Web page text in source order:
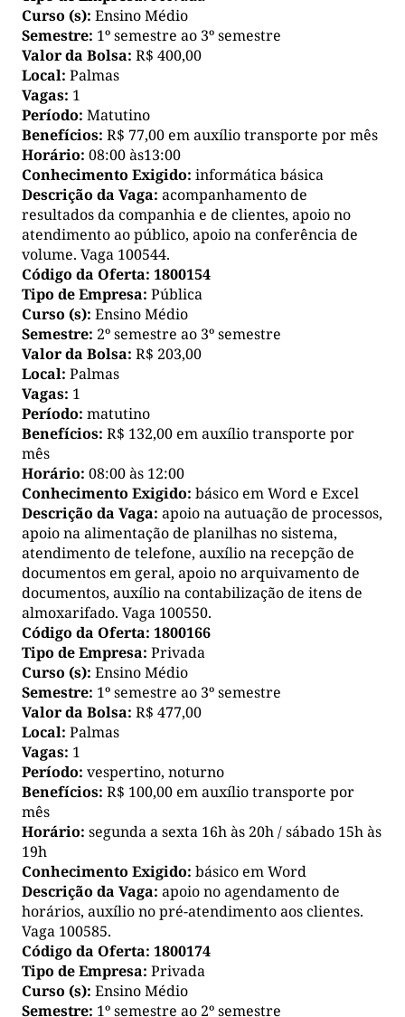
Curso (s): Ensino Médio
Semestre: 1º semestre ao 3º semestre
Valor da Bolsa: R$ 400,00
Local: Palmas
Vagas: 1
Período: Matutino
Benefícios: R$ 77,00 em auxílio transporte por mês
Horário: 08:00 às13:00
Conhecimento Exigido: informática básica
Descrição da Vaga: acompanhamento de
resultados da companhia e de clientes, apoio no
atendimento ao público, apoio na conferência de
volume. Vaga 100544.
Código da Oferta: 1800154
Tipo de Empresa: Pública
Curso (s): Ensino Médio
Semestre: 2º semestre ao 3º semestre
Valor da Bolsa: R$ 203,00
Local: Palmas
Vagas: 1
Período: matutino
Benefícios: R$ 132,00 em auxílio transporte por
mês
Horário: 08:00 às 12:00
Conhecimento Exigido: básico em Word e Excel
Descrição da Vaga: apoio na autuação de processos,
apoio na alimentação de planilhas no sistema,
atendimento de telefone, auxílio na recepção de
documentos em geral, apoio no arquivamento de
documentos, auxílio na contabilização de itens de
almoxarifado. Vaga 100550.
Código da Oferta: 1800166
Tipo de Empresa: Privada
Curso (s): Ensino Médio
Semestre: 1º semestre ao 3º semestre
Valor da Bolsa: R$ 477,00
Local: Palmas
Vagas: 1
Período: vespertino, noturno
Benefícios: R$ 100,00 em auxílio transporte por
mês
Horário: segunda a sexta 16h às 20h / sábado 15h às
19h
Conhecimento Exigido: básico em Word
Descrição da Vaga: apoio no agendamento de
horários, auxílio no pré-atendimento aos clientes.
Vaga 100585.
Código da Oferta: 1800174
Tipo de Empresa: Privada
Curso (s): Ensino Médio
Semestre: 1º semestre ao 2º semestre